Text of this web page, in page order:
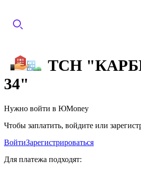
ТСН
34"
Нужно войти в ЮMoney
Чтобы заплатить, войдите или
ВойтиЗарегистрироваться
Для платежа подходят: